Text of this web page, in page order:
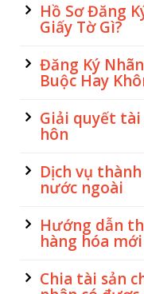
Hồ Sơ Đăng
Giấy Tờ Gì?
Đăng Ký
Buộc Hay
Giải quyết tài
hôn
Dịch vụ
nước ngoài
Hướng dẫn
hàng hóa
Chia tài sản